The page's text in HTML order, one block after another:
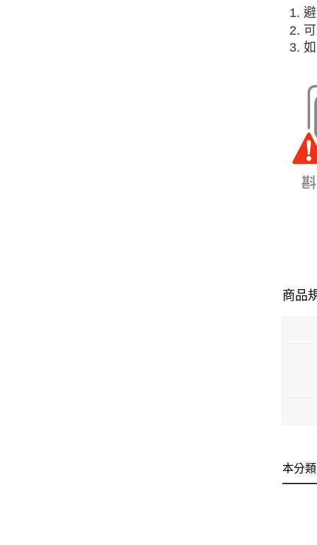
1.
2.
3.
商品
本分